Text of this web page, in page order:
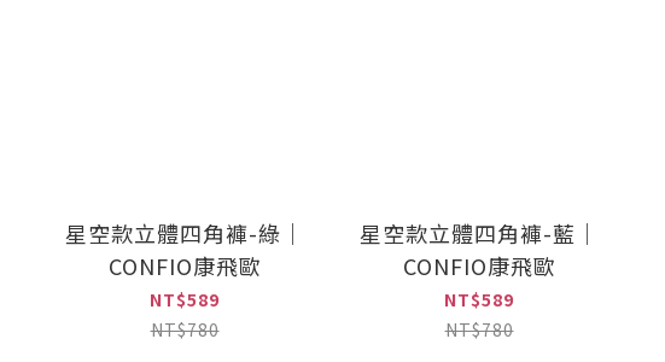
星空款立體四角褲-綠｜
CONFIO康飛歐
NT$589
NT$780
星空款立體四角褲-藍｜
CONFIO康飛歐
NT$589
NT$780